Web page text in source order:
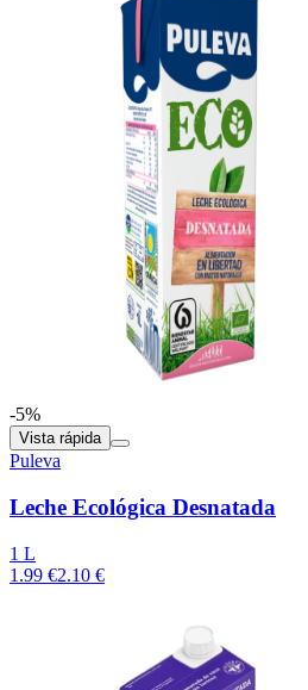
-5%
Vista rápida
Puleva
Leche Ecológica Desnatada
1 L
1.99 €2.10 €